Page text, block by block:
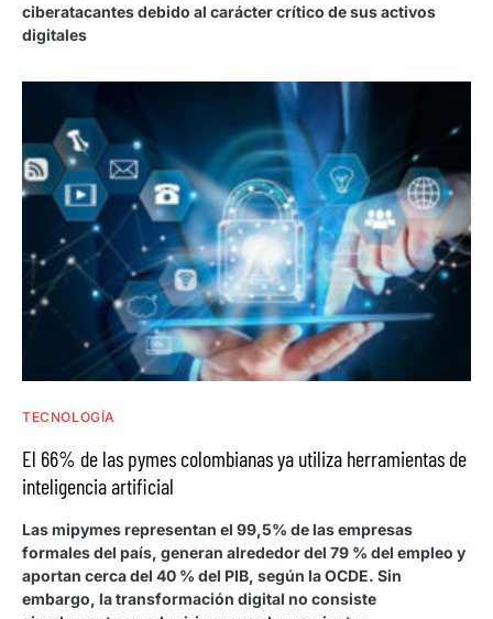
ciberatacantes debido al carácter crítico de sus activos
digitales
TECNOLOGÍA
El 66% de las pymes colombianas ya utiliza herramientas de
inteligencia artificial
Las mipymes representan el 99,5% de las empresas
formales del país, generan alrededor del 79 % del empleo y
aportan cerca del 40 % del PIB, según la OCDE. Sin
embargo, la transformación digital no consiste